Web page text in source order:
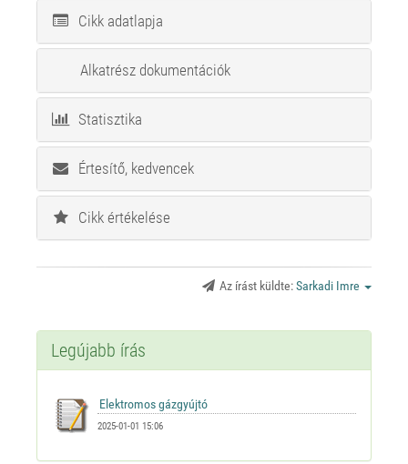
Cikk adatlapja
Alkatrész dokumentációk
Statisztika
Értesítő, kedvencek
Cikk értékelése
Az írást küldte:Sarkadi Imre
Legújabb írás
2025-01-01 15:06